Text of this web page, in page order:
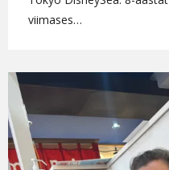
viimases…